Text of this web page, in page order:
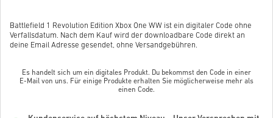
Battlefield 1 Revolution Edition Xbox One WW ist ein digitaler Code ohne
Verfallsdatum. Nach dem Kauf wird der downloadbare Code direkt an
deine Email Adresse gesendet, ohne Versandgebühren.
Es handelt sich um ein digitales Produkt. Du bekommst den Code in einer
E-Mail von uns. Für einige Produkte erhalten Sie möglicherweise mehr als
einen Code.